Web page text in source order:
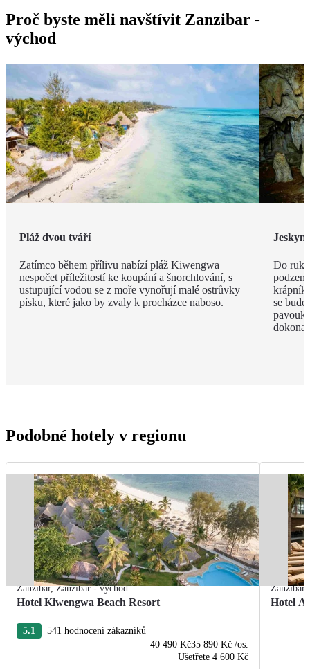
Proč byste měli navštívit Zanzibar -
východ
Pláž dvou tváří
Zatímco během přílivu nabízí pláž Kiwengwa
nespočet příležitostí ke koupání a šnorchlování, s
ustupující vodou se z moře vynořují malé ostrůvky
písku, které jako by zvaly k procházce naboso.
Do
se
Podobné hotely v regionu
Zanzibar,Zanzibar - východ
Hotel Kiwengwa Beach Resort
5.1
541 hodnocení zákazníků
40 490 Kč35 890 Kč /os.
Ušetřete 4 600 Kč
Zanzibar
Hotel